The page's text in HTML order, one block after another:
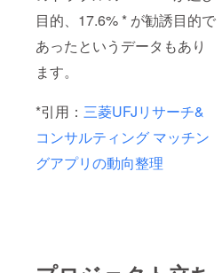
目的、17.6% * が勧誘目的で
あったというデータもあり
ます。
*引用： 三菱UFJリサーチ&
コンサルティング マッチン
グアプリの動向整理